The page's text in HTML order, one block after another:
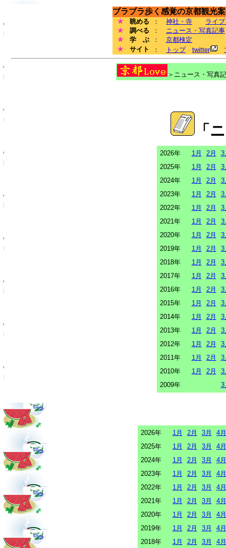
ブラブラ歩く感覚の京都観光
眺める ： 神社・寺
ライ
調べる
： ニュース・写真記事
学 ぶ
： 京都検定
サイト
： トップ twitter
＞ニュース・写真
「
2026年 1月 2月
3
2025年
1月 2月
3
2024年
1月 2月
3
2023年
1月 2月
3
2022年
1月 2月
3
2021年
1月 2月
3
2020年
1月 2月
3
2019年
1月 2月
3
2018年
1月 2月
3
2017年
1月 2月
3
2016年
1月 2月
3
2015年
1月 2月
3
2014年
1月 2月
3
2013年
1月 2月
3
2012年
1月 2月
3
2011年
1月 2月
3
2010年
1月 2月
3
2009年
3
2026年 1月 2月 3月
4月
2025年
1月 2月 3月
4月
2024年
1月 2月 3月
4月
2023年
1月 2月 3月
4月
2022年
1月 2月 3月
4月
2021年
1月 2月 3月
4月
2020年
1月 2月 3月
4月
2019年
1月 2月 3月
4月
2018年
1月 2月 3月
4月